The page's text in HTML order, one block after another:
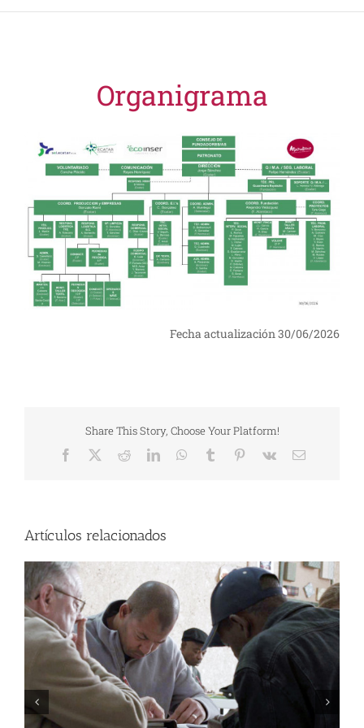
Organigrama
Fecha actualización 30/06/2026
Share This Story, Choose Your Platform!
Facebook RedditLinkedInWhatsApp
Tumblr Pinterest
Vk
Correo
Artículos relacionados